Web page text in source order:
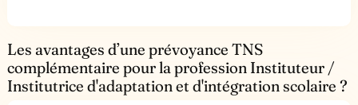
Les avantages d’une prévoyance TNS
complémentaire pour la profession Instituteur /
Institutrice d'adaptation et d'intégration scolaire ?